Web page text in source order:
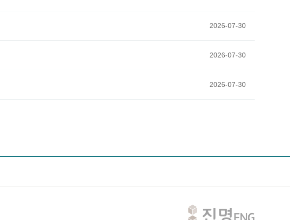
2026-07-30
2026-07-30
2026-07-30